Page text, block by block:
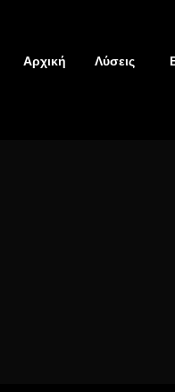
Αρχική Λύσεις